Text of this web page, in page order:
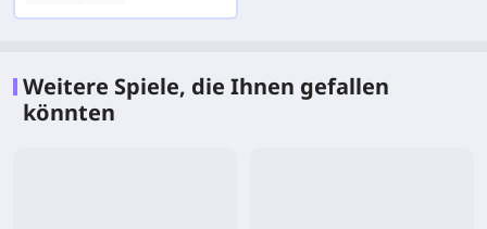
Weitere Spiele, die Ihnen gefallen
könnten